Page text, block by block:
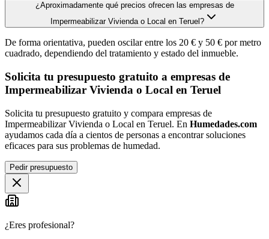
¿Aproximadamente qué precios ofrecen las empresas de
Impermeabilizar Vivienda o Local en Teruel?
De forma orientativa, pueden oscilar entre los 20 € y 50 € por metro
cuadrado, dependiendo del tratamiento y estado del inmueble.
Solicita tu presupuesto gratuito a empresas de
Impermeabilizar Vivienda o Local en Teruel
Solicita tu presupuesto gratuito y compara empresas de
Impermeabilizar Vivienda o Local en Teruel. En Humedades.com
ayudamos cada día a cientos de personas a encontrar soluciones
eficaces para sus problemas de humedad.
Pedir presupuesto
¿Eres profesional?